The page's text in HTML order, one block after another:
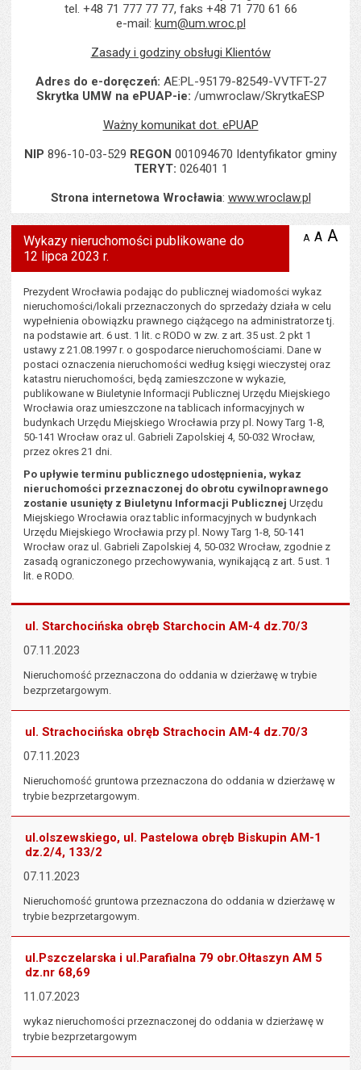
tel. +48 71 777 77 77, faks +48 71 770 61 66
e-mail: kum@um.wroc.pl
Zasady i godziny obsługi Klientów
Adres do e-doręczeń: AE:PL-95179-82549-VVTFT-27
Skrytka UMW na ePUAP-ie: /umwroclaw/SkrytkaESP
Ważny komunikat dot. ePUAP
NIP 896-10-03-529 REGON 001094670 Identyfikator gminy
TERYT: 026401 1
Strona internetowa Wrocławia: www.wroclaw.pl
Wyświetlono artykuł "Wykazy nieruchomości publikowane do 12
Wykazy nieruchomości publikowane do
12 lipca 2023 r.
A zmniejsz
A A
Prezydent Wrocławia podając do publicznej wiadomości wykaz
nieruchomości/lokali przeznaczonych do sprzedaży działa w celu
wypełnienia obowiązku prawnego ciążącego na administratorze tj.
na podstawie art. 6 ust. 1 lit. c RODO w zw. z art. 35 ust. 2 pkt 1
ustawy z 21.08.1997 r. o gospodarce nieruchomościami. Dane w
postaci oznaczenia nieruchomości według księgi wieczystej oraz
katastru nieruchomości, będą zamieszczone w wykazie,
publikowane w Biuletynie Informacji Publicznej Urzędu Miejskiego
Wrocławia oraz umieszczone na tablicach informacyjnych w
budynkach Urzędu Miejskiego Wrocławia przy pl. Nowy Targ 1-8,
50-141 Wrocław oraz ul. Gabrieli Zapolskiej 4, 50-032 Wrocław,
przez okres 21 dni.
Po upływie terminu publicznego udostępnienia, wykaz
nieruchomości przeznaczonej do obrotu cywilnoprawnego
zostanie usunięty z Biuletynu Informacji Publicznej Urzędu
Miejskiego Wrocławia oraz tablic informacyjnych w budynkach
Urzędu Miejskiego Wrocławia przy pl. Nowy Targ 1-8, 50-141
Wrocław oraz ul. Gabrieli Zapolskiej 4, 50-032 Wrocław, zgodnie z
zasadą ograniczonego przechowywania, wynikającą z art. 5 ust. 1
lit. e RODO.
ul. Starchocińska obręb Starchocin AM-4 dz.70/3
07.11.2023
Nieruchomość przeznaczona do oddania w dzierżawę w trybie
bezprzetargowym.
ul. Strachocińska obręb Strachocin AM-4 dz.70/3
07.11.2023
Nieruchomość gruntowa przeznaczona do oddania w dzierżawę w
trybie bezprzetargowym.
ul.olszewskiego, ul. Pastelowa obręb Biskupin AM-1
dz.2/4, 133/2
07.11.2023
Nieruchomość gruntowa przeznaczona do oddania w dzierżawę w
trybie bezprzetargowym.
ul.Pszczelarska i ul.Parafialna 79 obr.Ołtaszyn AM 5
dz.nr 68,69
11.07.2023
wykaz nieruchomości przeznaczonej do oddania w dzierżawę w
trybie bezprzetargowym